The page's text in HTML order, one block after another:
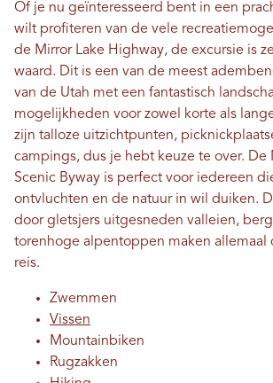
Of je nu geïnteresseerd bent in een
wilt profiteren van de vele
de Mirror Lake Highway, de excursie is
waard. Dit is een van de meest
van de Utah met een fantastisch
mogelijkheden voor zowel korte als
zijn talloze uitzichtpunten,
campings, dus je hebt keuze te over. De
Scenic Byway is perfect voor iedereen
ontvluchten en de natuur in wil duiken.
door gletsjers uitgesneden valleien,
torenhoge alpentoppen maken allemaal
reis.
Zwemmen
Vissen
Mountainbiken
Rugzakken